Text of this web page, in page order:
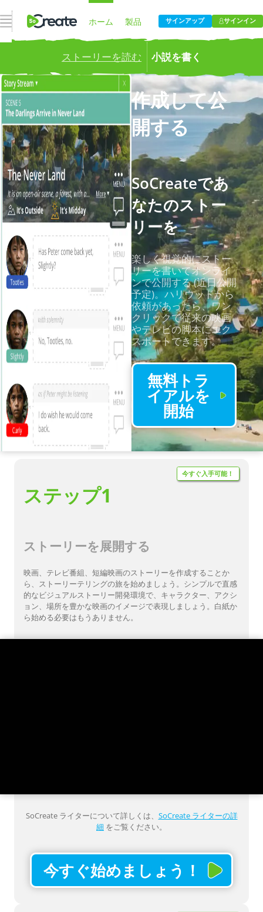
ナビゲーションを開く ホーム 製品
価格設定 ブログ
サインアップ サインイン
ストーリーを読む 小説を書く
誰でも使える脚本作成ソフトウェア!
作成して公
開する
SoCreateであ
なたのストー
リーを
楽しく視覚的にストー
リーを書いてオンライ
ンで公開する (近日公開
予定)。ハリウッドから
依頼があったら、ワン
クリックで従来の映画
やテレビの脚本にエク
スポートできます。
無料トラ
イアルを
開始
ステップ1
今すぐ入手可能！
ストーリーを展開する
映画、テレビ番組、短編映画のストーリーを作成することか
ら、ストーリーテリングの旅を始めましょう。シンプルで直感
的なビジュアルストーリー開発環境で、キャラクター、アクシ
ョン、場所を豊かな映画のイメージで表現しましょう。白紙か
ら始める必要はもうありません。
SoCreate ライターについて詳しくは、 SoCreate ライターの詳
細 をご覧ください。
今すぐ始めましょう！